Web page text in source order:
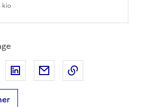
kio
sur Facebook
Partager sur XPartager sur LinkedIn
Partager par email